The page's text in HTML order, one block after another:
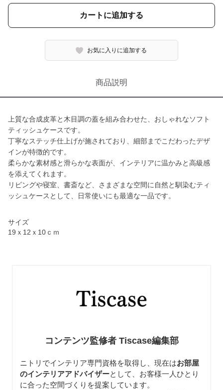
カートに追加する
お気に入りに追加する
商品説明
上質な合成皮革と木目調の蓋を組み合わせた、おしゃれなソフト
ティッシュケースです。
丁寧なステッチ仕上げが施されており、細部までこだわったデザ
インが特徴的です。
柔らかな素材感と滑らかな表面が、インテリアに温かみと高級感
を添えてくれます。
リビングや寝室、書斎など、さまざまな空間に自然と馴染むティ
ッシュケースとして、日常使いにも最適な一品です。
サイズ
19ｘ12ｘ10ｃｍ
コンテンツ監修者 Tiscase編集部
ニトリでインテリア専門資格を取得し、現在はお部屋
のインテリアアドバイザーとして、お客様一人ひとり
に合った空間づくりを提案しています。